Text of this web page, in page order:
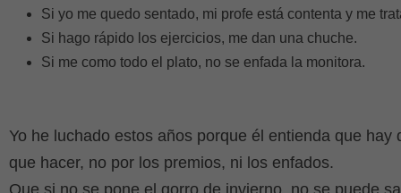
Si yo me quedo sentado, mi profe está contenta y me
Si hago rápido los ejercicios, me dan una chuche.
Si me como todo el plato, no se enfada la monitora.
Yo he luchado estos años porque él entienda que hay
que hacer, no por los premios, ni los enfados.
Que si no se pone el gorro de invierno, no se puede